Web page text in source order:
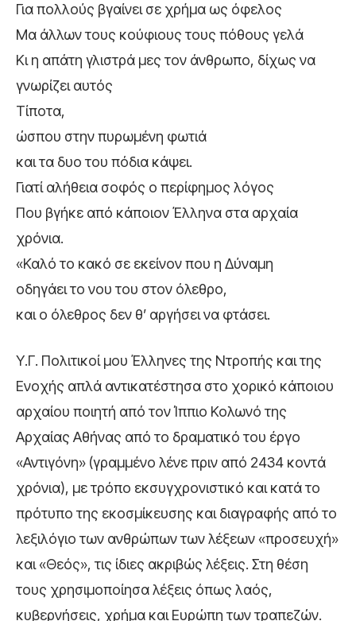
Για πολλούς βγαίνει σε χρήμα ως όφελος
Μα άλλων τους κούφιους τους πόθους γελά
Κι η απάτη γλιστρά μες τον άνθρωπο, δίχως να
γνωρίζει αυτός
Τίποτα,
ώσπου στην πυρωμένη φωτιά
και τα δυο του πόδια κάψει.
Γιατί αλήθεια σοφός ο περίφημος λόγος
Που βγήκε από κάποιον Έλληνα στα αρχαία
χρόνια.
«Καλό το κακό σε εκείνον που η Δύναμη
οδηγάει το νου του στον όλεθρο,
και ο όλεθρος δεν θ’ αργήσει να φτάσει.
Υ.Γ. Πολιτικοί μου Έλληνες της Ντροπής και της
Ενοχής απλά αντικατέστησα στο χορικό κάποιου
αρχαίου ποιητή από τον Ίππιο Κολωνό της
Αρχαίας Αθήνας από το δραματικό του έργο
«Αντιγόνη» (γραμμένο λένε πριν από 2434 κοντά
χρόνια), με τρόπο εκσυγχρονιστικό και κατά το
πρότυπο της εκοσμίκευσης και διαγραφής από το
λεξιλόγιο των ανθρώπων των λέξεων «προσευχή»
και «Θεός», τις ίδιες ακριβώς λέξεις. Στη θέση
τους χρησιμοποίησα λέξεις όπως λαός,
κυβερνήσεις, χρήμα και Ευρώπη των τραπεζών.